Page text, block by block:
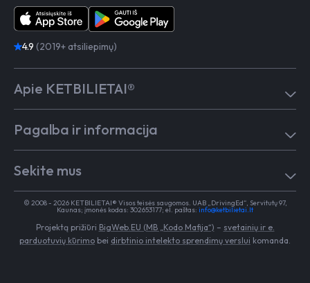
4.9 (2019+ atsiliepimų)
Apie KETBILIETAI®
Kaip mokytis
Testai
Test in English
Kontaktai
Vairavimo mokykloms
Apie KETBILIETAI®
Pagalba ir informacija
Dažniausiai užduodami klausimai
Egzaminai Regitroje
Medicininė pažyma
Naujienos
Sekite mus
TikTok
Facebook
Instagram
© 2008 - 2026 KETBILIETAI® Visos teisės saugomos. UAB „DrivingEd“, Servitutų 97,
Kaunas; įmonės kodas: 302653177; el. paštas: info@ketbilietai.lt
Projektą prižiūri BigWeb.EU (MB „Kodo Mafija“) – svetainių ir e.
parduotuvių kūrimo bei dirbtinio intelekto sprendimų verslui komanda.